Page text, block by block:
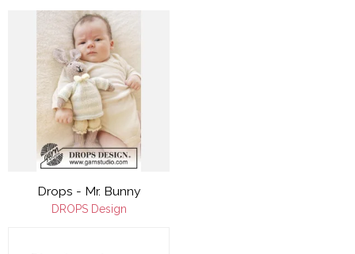
Drops - Mr. Bunny
DROPS Design